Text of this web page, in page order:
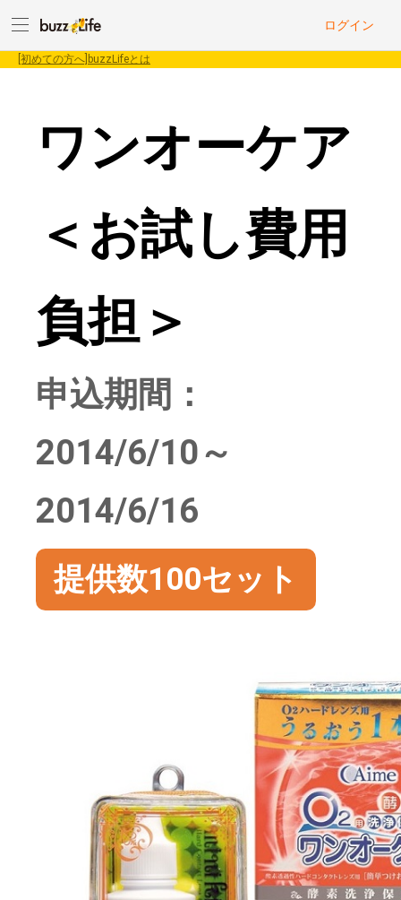
ログイン
[初めての方へ]buzzLifeとは
ワンオーケア
＜お試し費用
負担＞
申込期間：
2014/6/10～
2014/6/16
提供数100セット